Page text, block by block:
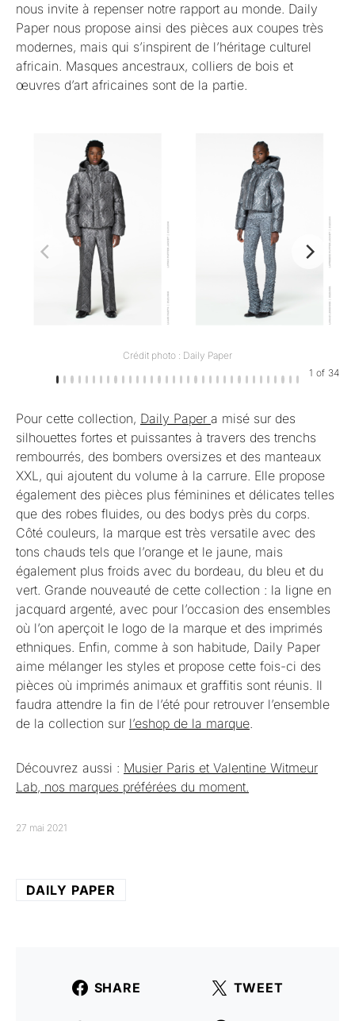
nous invite à repenser notre rapport au monde. Daily
Paper nous propose ainsi des pièces aux coupes très
modernes, mais qui s’inspirent de l’héritage culturel
africain. Masques ancestraux, colliers de bois et
œuvres d’art africaines sont de la partie.
Crédit photo : Daily Paper
1 of 34
Pour cette collection, Daily Paper a misé sur des
silhouettes fortes et puissantes à travers des trenchs
rembourrés, des bombers oversizes et des manteaux
XXL, qui ajoutent du volume à la carrure. Elle propose
également des pièces plus féminines et délicates telles
que des robes fluides, ou des bodys près du corps.
Côté couleurs, la marque est très versatile avec des
tons chauds tels que l’orange et le jaune, mais
également plus froids avec du bordeau, du bleu et du
vert. Grande nouveauté de cette collection : la ligne en
jacquard argenté, avec pour l’occasion des ensembles
où l’on aperçoit le logo de la marque et des imprimés
ethniques. Enfin, comme à son habitude, Daily Paper
aime mélanger les styles et propose cette fois-ci des
pièces où imprimés animaux et graffitis sont réunis. Il
faudra attendre la fin de l’été pour retrouver l’ensemble
de la collection sur l’eshop de la marque.
Découvrez aussi : Musier Paris et Valentine Witmeur
Lab, nos marques préférées du moment.
27 mai 2021
DAILY PAPER
SHARE TWEET